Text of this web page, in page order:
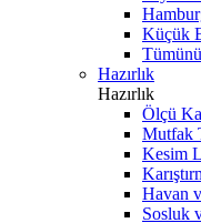
Küçük
Hazırlık
Hazırlık
Ölçü
Mutfak
Kesim
Havan
Sosluk